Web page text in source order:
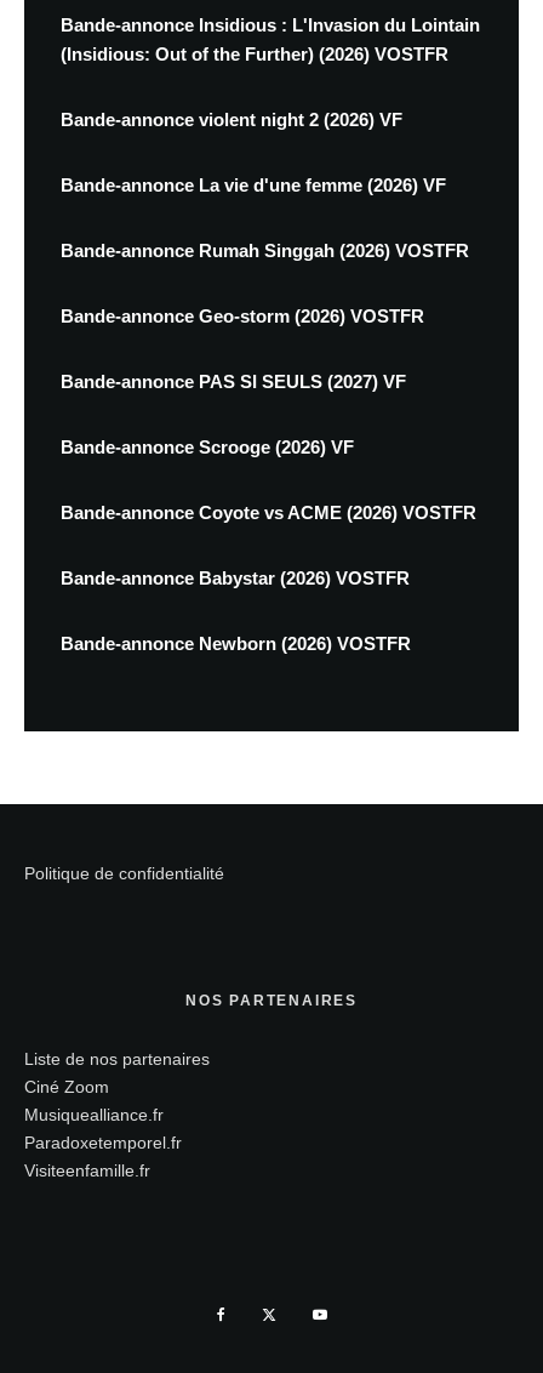
Bande-annonce Insidious : L'Invasion du Lointain
(Insidious: Out of the Further) (2026) VOSTFR
Bande-annonce violent night 2 (2026) VF
Bande-annonce La vie d'une femme (2026) VF
Bande-annonce Rumah Singgah (2026) VOSTFR
Bande-annonce Geo-storm (2026) VOSTFR
Bande-annonce PAS SI SEULS (2027) VF
Bande-annonce Scrooge (2026) VF
Bande-annonce Coyote vs ACME (2026) VOSTFR
Bande-annonce Babystar (2026) VOSTFR
Bande-annonce Newborn (2026) VOSTFR
Politique de confidentialité
NOS PARTENAIRES
Liste de nos partenaires
Ciné Zoom
Musiquealliance.fr
Paradoxetemporel.fr
Visiteenfamille.fr